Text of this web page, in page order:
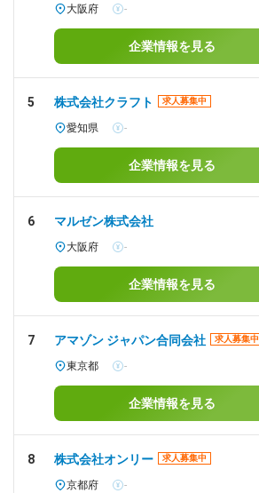
大阪府 -
企業情報を見る
5 株式会社クラフト 求人募集中
愛知県 -
企業情報を見る
6 マルゼン株式会社
大阪府 -
企業情報を見る
7 アマゾン ジャパン合同会社 求人募集中
東京都 -
企業情報を見る
8 株式会社オンリー 求人募集中
京都府 -